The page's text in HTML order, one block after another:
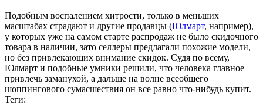
Подобным воспалением хитрости, только в меньших
масштабах страдают и другие продавцы (Юлмарт, например),
у которых уже на самом старте распродаж не было скидочного
товара в наличии, зато селлеры предлагали похожие модели,
но без привлекающих внимание скидок. Судя по всему,
Юлмарт и подобные умники решили, что человека главное
привлечь заманухой, а дальше на волне всеобщего
шоппингового сумасшествия он все равно что-нибудь купит.
Теги: